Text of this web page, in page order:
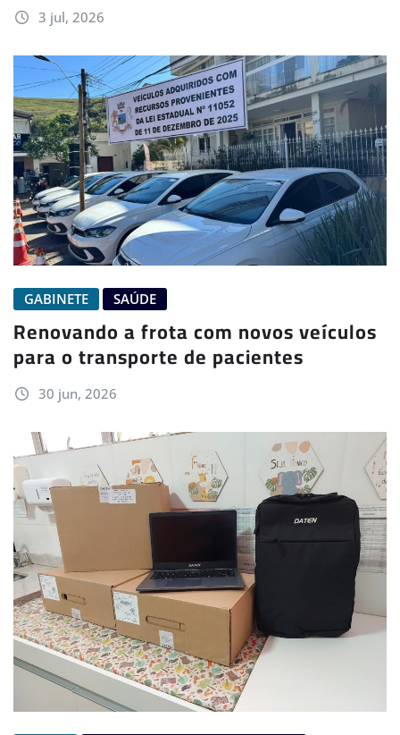
3 jul, 2026
GABINETE SAÚDE
Renovando a frota com novos veículos
para o transporte de pacientes
30 jun, 2026